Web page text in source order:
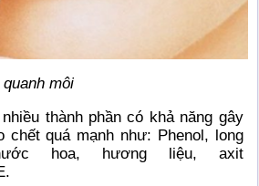
môi
thành phần có khả năng gây
quá mạnh như: Phenol, long
hoa, hương liệu, axit
.